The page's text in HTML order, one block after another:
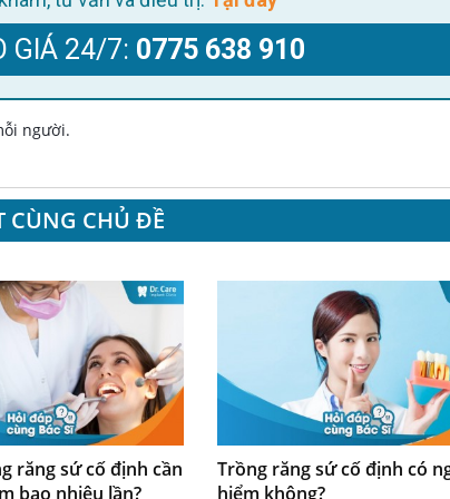
GIÁ 24/7: 0775 638 910
người.
CÙNG CHỦ ĐỀ
răng sứ cố định cần
bao nhiêu lần?
Trồng răng sứ cố định có
hiểm không?